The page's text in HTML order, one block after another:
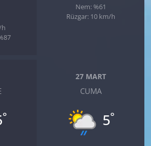
h
Nem: %61
Rüzgar: 10 km/h
°
27 MART
CUMA
5°